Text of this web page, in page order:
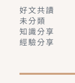
好文共讀
未分類
知識分享
經驗分享